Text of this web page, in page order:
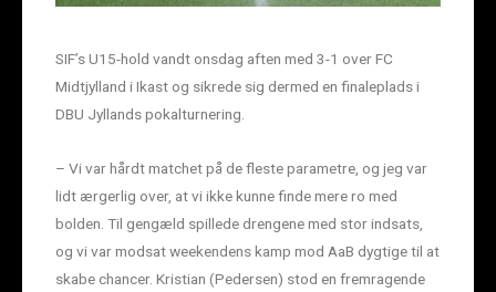
SIF’s U15-hold vandt onsdag aften med 3-1 over FC
Midtjylland i Ikast og sikrede sig dermed en finaleplads i
DBU Jyllands pokalturnering.
– Vi var hårdt matchet på de fleste parametre, og jeg var
lidt ærgerlig over, at vi ikke kunne finde mere ro med
bolden. Til gengæld spillede drengene med stor indsats,
og vi var modsat weekendens kamp mod AaB dygtige til at
skabe chancer. Kristian (Pedersen) stod en fremragende